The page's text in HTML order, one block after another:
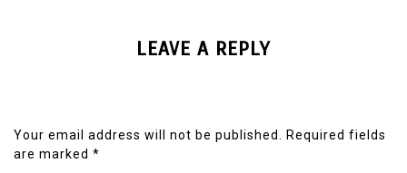
LEAVE A REPLY
Your email address will not be published. Required fields
are marked *